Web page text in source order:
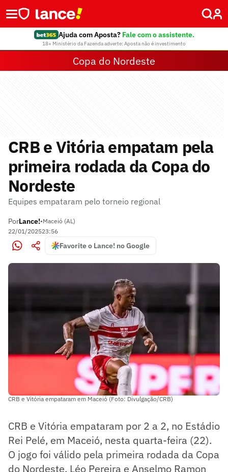
Ajuda com Aposta? Fale com o assistente.
18+ Ministério da Fazenda adverte: Aposta não é investimento
Copa do Nordeste
CRB e Vitória empatam pela
primeira rodada da Copa do
Nordeste
Equipes empataram pelo torneio regional
PorLance!•Maceió (AL)
22/01/202523:56
Favorite o Lance! no Google
CRB e Vitória empataram em Maceió (Foto: Divulgação/CRB)
CRB e Vitória empataram por 2 a 2, no Estádio
Rei Pelé, em Maceió, nesta quarta-feira (22).
O jogo foi válido pela primeira rodada da Copa
do Nordeste. Léo Pereira e Anselmo Ramon